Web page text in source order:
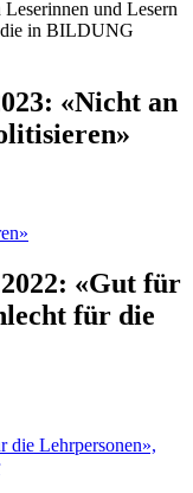
und Lesern
die in BILDUNG
«Nicht an
«Gut für
für die
die Lehrpersonen»,